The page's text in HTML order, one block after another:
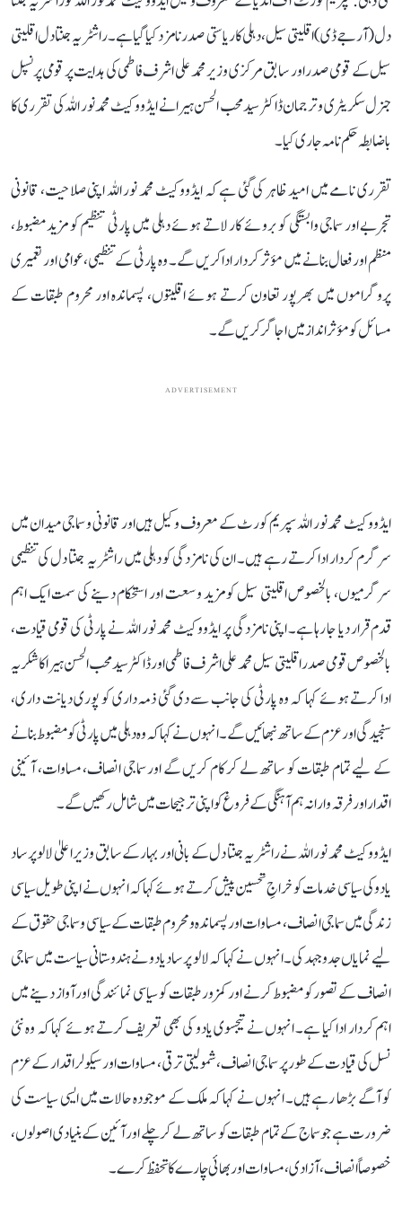
دل (آر جے ڈی) اقلیتی سیل، دہلی کا ریاستی صدر نامزد کیا گیا ہے۔ راشٹریہ جنتا دل اقلیتی
سیل کے قومی صدر اور سابق مرکزی وزیر محمد علی اشرف فاطمی کی ہدایت پر قومی پرنسپل
جنرل سکریٹری و ترجمان ڈاکٹر سید محب الحسن ہیرا نے ایڈووکیٹ محمد نور اللہ کی تقرری کا
باضابطہ حکم نامہ جاری کیا۔
تقرری نامے میں امید ظاہر کی گئی ہے کہ ایڈووکیٹ محمد نور اللہ اپنی صلاحیت، قانونی
تجربے اور سماجی وابستگی کو بروئے کار لاتے ہوئے دہلی میں پارٹی تنظیم کو مزید مضبوط،
منظم اور فعال بنانے میں مؤثر کردار ادا کریں گے۔ وہ پارٹی کے تنظیمی، عوامی اور تعمیری
پروگراموں میں بھرپور تعاون کرتے ہوئے اقلیتوں، پسماندہ اور محروم طبقات کے
مسائل کو مؤثر انداز میں اجاگر کریں گے۔
ADVERTISEMENT
ایڈووکیٹ محمد نور اللہ سپریم کورٹ کے معروف وکیل ہیں اور قانونی و سماجی میدان میں
سرگرم کردار ادا کرتے رہے ہیں۔ ان کی نامزدگی کو دہلی میں راشٹریہ جنتا دل کی تنظیمی
سرگرمیوں، بالخصوص اقلیتی سیل کو مزید وسعت اور استحکام دینے کی سمت ایک اہم
قدم قرار دیا جا رہا ہے۔ اپنی نامزدگی پر ایڈووکیٹ محمد نور اللہ نے پارٹی کی قومی قیادت،
بالخصوص قومی صدر اقلیتی سیل محمد علی اشرف فاطمی اور ڈاکٹر سید محب الحسن ہیرا کا شکریہ
ادا کرتے ہوئے کہا کہ وہ پارٹی کی جانب سے دی گئی ذمہ داری کو پوری دیانت داری،
سنجیدگی اور عزم کے ساتھ نبھائیں گے۔ انہوں نے کہا کہ وہ دہلی میں پارٹی کو مضبوط بنانے
کے لیے تمام طبقات کو ساتھ لے کر کام کریں گے اور سماجی انصاف، مساوات، آئینی
اقدار اور فرقہ وارانہ ہم آہنگی کے فروغ کو اپنی ترجیحات میں شامل رکھیں گے۔
ایڈووکیٹ محمد نور اللہ نے راشٹریہ جنتا دل کے بانی اور بہار کے سابق وزیر اعلیٰ لالو پرساد
یادو کی سیاسی خدمات کو خراجِ تحسین پیش کرتے ہوئے کہا کہ انہوں نے اپنی طویل سیاسی
زندگی میں سماجی انصاف، مساوات اور پسماندہ و محروم طبقات کے سیاسی و سماجی حقوق کے
لیے نمایاں جدوجہد کی۔ انہوں نے کہا کہ لالو پرساد یادو نے ہندوستانی سیاست میں سماجی
انصاف کے تصور کو مضبوط کرنے اور کمزور طبقات کو سیاسی نمائندگی اور آواز دینے میں
اہم کردار ادا کیا ہے۔ انہوں نے تیجسوی یادو کی بھی تعریف کرتے ہوئے کہا کہ وہ نئی
نسل کی قیادت کے طور پر سماجی انصاف، شمولیتی ترقی، مساوات اور سیکولر اقدار کے عزم
کو آگے بڑھا رہے ہیں۔ انہوں نے کہا کہ ملک کے موجودہ حالات میں ایسی سیاست کی
ضرورت ہے جو سماج کے تمام طبقات کو ساتھ لے کر چلے اور آئین کے بنیادی اصولوں،
خصوصاً انصاف، آزادی، مساوات اور بھائی چارے کا تحفظ کرے۔